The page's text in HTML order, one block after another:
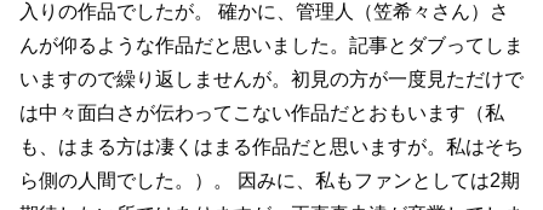
入りの作品でしたが。
確かに、管理人（笠希々さん）さ
んが仰るような作品だと思いました。記事とダブってしま
いますので繰り返しませんが。初見の方が一度見ただけで
は中々面白さが伝わってこない作品だとおもいます（私
も、はまる方は凄くはまる作品だと思いますが。私はそち
ら側の人間でした。）。
因みに、私もファンとしては2期